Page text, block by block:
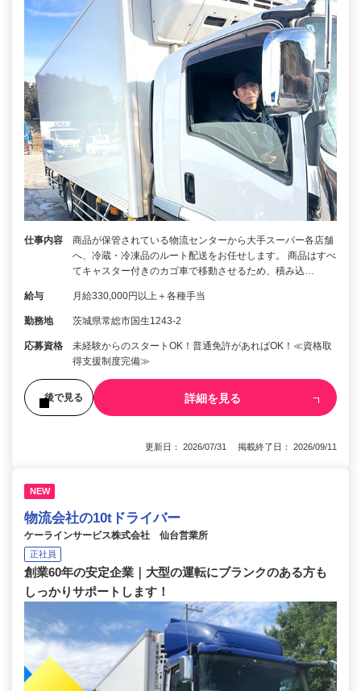
仕事内容
商品が保管されている物流センターから大手スーパー各店舗
へ、冷蔵・冷凍品のルート配送をお任せします。 商品はすべ
てキャスター付きのカゴ車で移動させるため、積み込…
給与 月給330,000円以上＋各種手当
勤務地 茨城県常総市国生1243-2
応募資格
未経験からのスタートOK！普通免許があればOK！≪資格取
得支援制度完備≫
後で見る 詳細を見る
更新日： 2026/07/31 掲載終了日： 2026/09/11
NEW
物流会社の10tドライバー
ケーラインサービス株式会社 仙台営業所
正社員
創業60年の安定企業｜大型の運転にブランクのある方も
しっかりサポートします！